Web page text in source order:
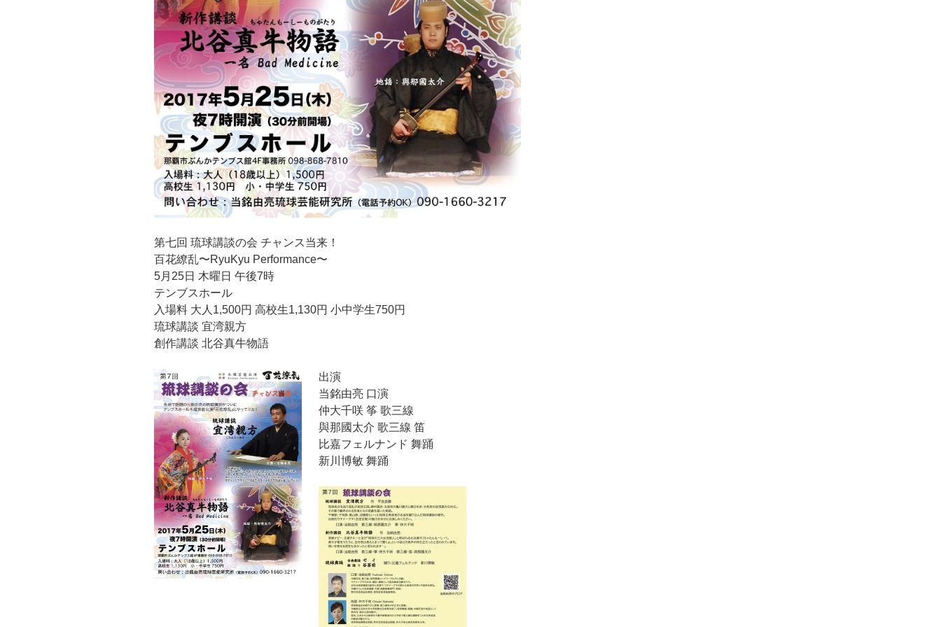
第七回 琉球講談の会 チャンス当来！
百花繚乱〜RyuKyu Performance〜
5月25日 木曜日 午後7時
テンブスホール
入場料 大人1,500円 高校生1,130円 小中学生750円
琉球講談 宜湾親方
創作講談 北谷真牛物語
出演
当銘由亮 口演
仲大千咲 筝 歌三線
與那國太介 歌三線 笛
比嘉フェルナンド 舞踊
新川博敏 舞踊